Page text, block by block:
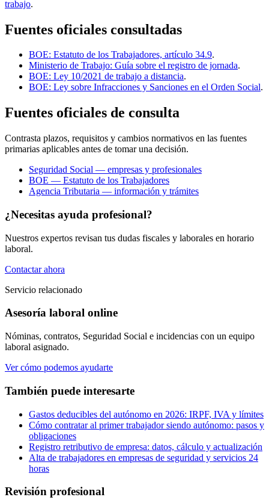
trabajo.
Fuentes oficiales consultadas
BOE: Estatuto de los Trabajadores, artículo 34.9.
Ministerio de Trabajo: Guía sobre el registro de jornada.
BOE: Ley 10/2021 de trabajo a distancia.
BOE: Ley sobre Infracciones y Sanciones en el Orden Social.
Fuentes oficiales de consulta
Contrasta plazos, requisitos y cambios normativos en las fuentes
primarias aplicables antes de tomar una decisión.
Seguridad Social — empresas y profesionales
BOE — Estatuto de los Trabajadores
Agencia Tributaria — información y trámites
¿Necesitas ayuda profesional?
Nuestros expertos revisan tus dudas fiscales y laborales en horario
laboral.
Contactar ahora
Servicio relacionado
Asesoría laboral online
Nóminas, contratos, Seguridad Social e incidencias con un equipo
laboral asignado.
Ver cómo podemos ayudarte
También puede interesarte
Gastos deducibles del autónomo en 2026: IRPF, IVA y límites
Cómo contratar al primer trabajador siendo autónomo: pasos y
obligaciones
Registro retributivo de empresa: datos, cálculo y actualización
Alta de trabajadores en empresas de seguridad y servicios 24
horas
Revisión profesional